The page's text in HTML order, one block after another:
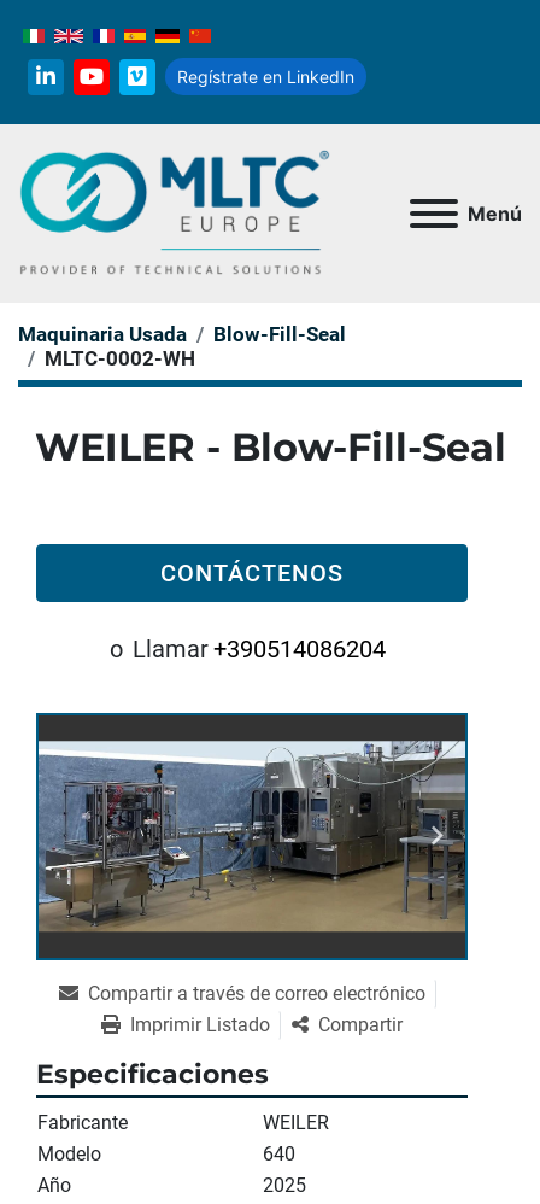
linkedinyoutube
vimeo
Regístrate en LinkedIn
Menú
Maquinaria Usada
Blow-Fill-Seal
MLTC-0002-WH
WEILER - Blow-Fill-Seal
CONTÁCTENOS
o Llamar+390514086204
Compartir a través de correo electrónico
Imprimir Listado
Compartir
Especificaciones
Fabricante
WEILER
Modelo
640
Año
2025